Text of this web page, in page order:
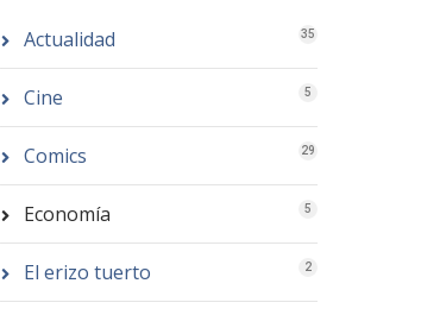
Actualidad 35
Cine 5
Comics 29
Economía 5
El erizo tuerto 2